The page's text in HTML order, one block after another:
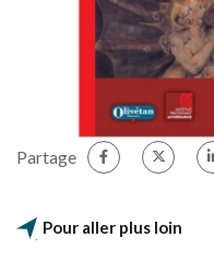
Partage
Pour aller plus loin